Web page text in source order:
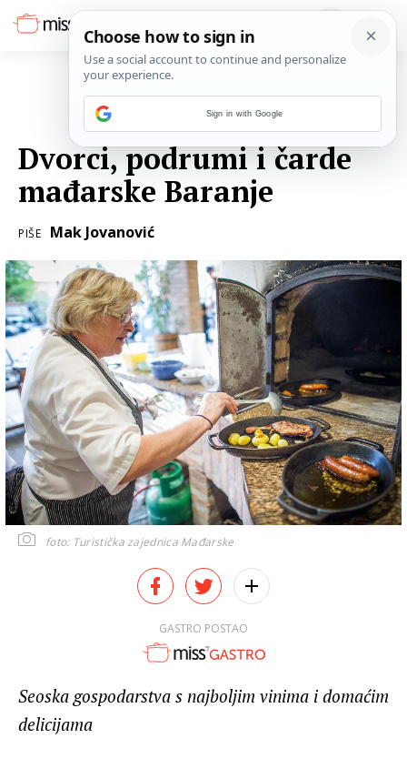
Dvorci, podrumi i čarde
mađarske Baranje
PIŠE Mak Jovanović
foto: Turistička zajednica Mađarske
GASTRO POSTAO
Seoska gospodarstva s najboljim vinima i domaćim
delicijama
Sign in with Google